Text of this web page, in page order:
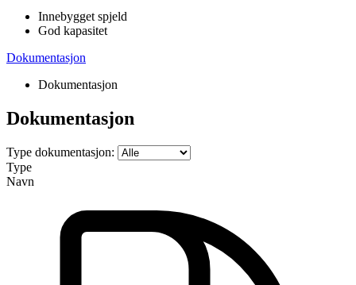
Innebygget spjeld
God kapasitet
Dokumentasjon
Dokumentasjon
Dokumentasjon
Type dokumentasjon:
Type
Navn